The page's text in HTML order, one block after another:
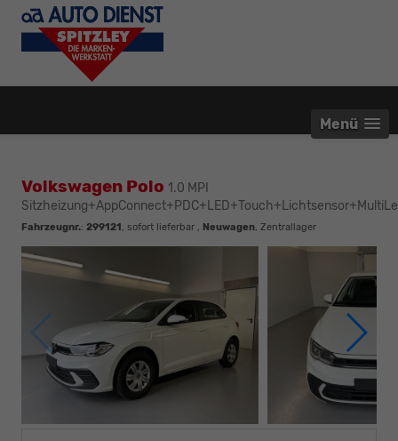
Menü
Volkswagen Polo 1.0 MPI
Fahrzeugnr.: 299121, sofort lieferbar , Neuwagen, Zentrallager